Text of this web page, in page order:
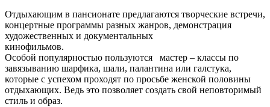
Отдыхающим в пансионате предлагаются творческие встречи,
концертные программы разных жанров, демонстрация
художественных и документальных
кинофильмов.
Особой популярностью пользуются мастер – классы по
завязыванию шарфика, шали, палантина или галстука,
которые с успехом проходят по просьбе женской половины
отдыхающих. Ведь это позволяет создать свой неповторимый
стиль и образ.